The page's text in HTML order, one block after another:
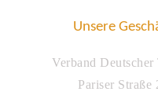
Unsere
Verband Deutscher
Pariser Straße